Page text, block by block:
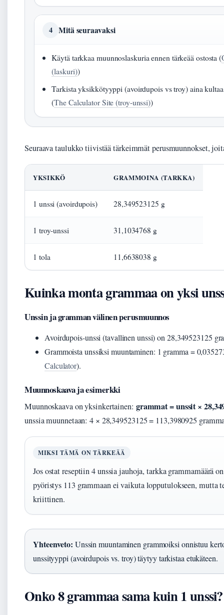
4 Mitä seuraavaksi
Käytä tarkkaa muunnoslaskuria ennen tärkeää ostosta (
(laskuri))
Tarkista yksikkötyyppi (avoirdupois vs troy) aina
(The Calculator Site (troy-unssi))
Seuraava taulukko tiivistää tärkeimmät perusmuunnokset,
YKSIKKÖ GRAMMOINA (TARKKA)
1 unssi (avoirdupois) 28,349523125 g
1 troy-unssi 31,1034768 g
1 tola 11,6638038 g
Kuinka monta grammaa on yksi
Unssin ja gramman välinen perusmuunnos
Avoirdupois-unssi (tavallinen unssi) on 28,349523125
Grammoista unssiksi muuntaminen: 1 gramma =
Calculator).
Muunnoskaava ja esimerkki
Muunnoskaava on yksinkertainen: grammat = unssit ×
unssia muunnetaan: 4 × 28,349523125 = 113,3980925
MIKSI TÄMÄ ON TÄRKEÄÄ
Jos ostat reseptiin 4 unssia jauhoja, tarkka grammamäärä
pyöristys 113 grammaan ei vaikuta lopputulokseen, mutta
kriittinen.
Yhteenveto: Unssin muuntaminen grammoiksi onnistuu
unssityyppi (avoirdupois vs. troy) täytyy tarkistaa etukäteen.
Onko 8 grammaa sama kuin 1 unssi?